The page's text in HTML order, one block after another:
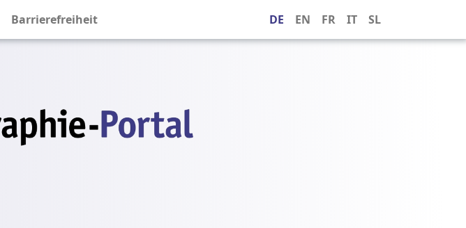
Barrierefreiheit DE EN FR IT SL